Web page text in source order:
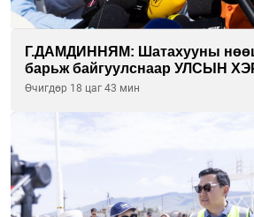
Г.ДАМДИННЯМ: Шатахууны
барьж байгуулснаар УЛСЫН
САРААР НӨӨЦЛӨДӨГ болно
Өчигдөр 18 цаг 43 мин